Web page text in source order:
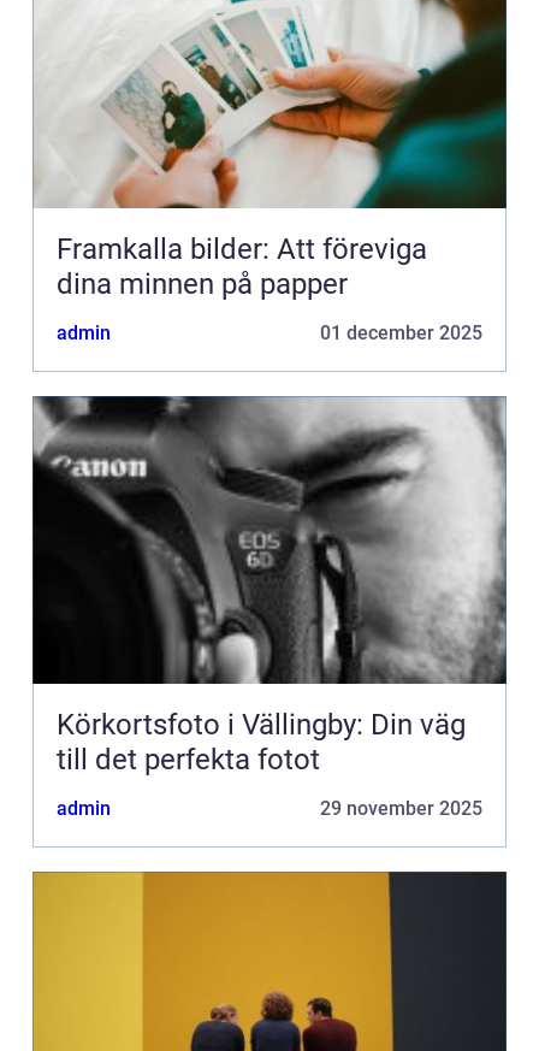
Framkalla bilder: Att föreviga
dina minnen på papper
admin 01 december 2025
Körkortsfoto i Vällingby: Din väg
till det perfekta fotot
admin 29 november 2025